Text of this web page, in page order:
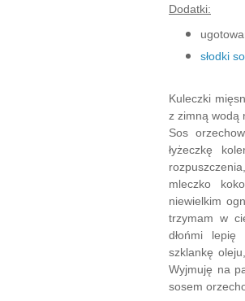
Dodatki:
słodki
Kuleczki
z zimną wodą
Sos
łyżeczkę
mleczko
niewielkim
trzymam w
dłońmi lepię
szklankę
Wyjmuję na
sosem